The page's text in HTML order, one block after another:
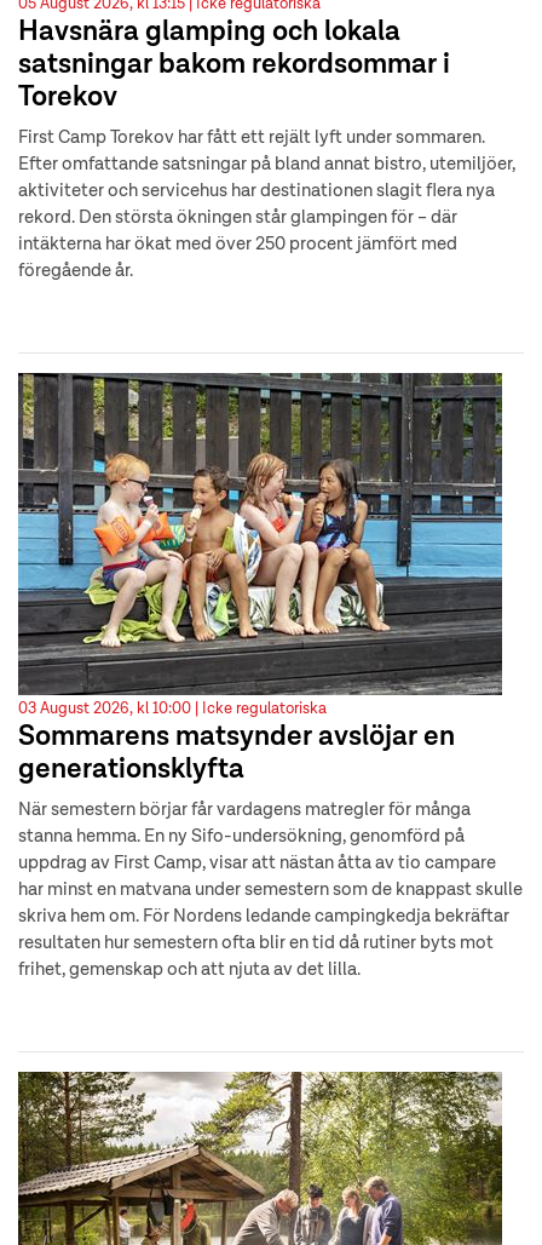
05 August 2026, kl 13:15 | Icke regulatoriska
Havsnära glamping och lokala
satsningar bakom rekordsommar i
Torekov
First Camp Torekov har fått ett rejält lyft under sommaren.
Efter omfattande satsningar på bland annat bistro, utemiljöer,
aktiviteter och servicehus har destinationen slagit flera nya
rekord. Den största ökningen står glampingen för – där
intäkterna har ökat med över 250 procent jämfört med
föregående år.
03 August 2026, kl 10:00 | Icke regulatoriska
Sommarens matsynder avslöjar en
generationsklyfta
När semestern börjar får vardagens matregler för många
stanna hemma. En ny Sifo-undersökning, genomförd på
uppdrag av First Camp, visar att nästan åtta av tio campare
har minst en matvana under semestern som de knappast skulle
skriva hem om. För Nordens ledande campingkedja bekräftar
resultaten hur semestern ofta blir en tid då rutiner byts mot
frihet, gemenskap och att njuta av det lilla.